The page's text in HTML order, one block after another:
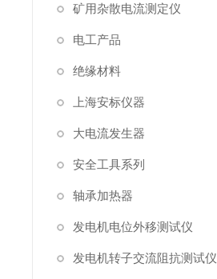
矿用杂散电流测定仪
电工产品
绝缘材料
上海安标仪器
大电流发生器
安全工具系列
轴承加热器
发电机电位外移测试仪
发电机转子交流阻抗测试仪